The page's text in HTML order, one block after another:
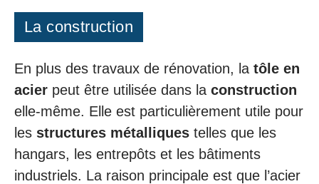
La construction
En plus des travaux de rénovation, la tôle en
acier peut être utilisée dans la construction
elle-même. Elle est particulièrement utile pour
les structures métalliques telles que les
hangars, les entrepôts et les bâtiments
industriels. La raison principale est que l’acier